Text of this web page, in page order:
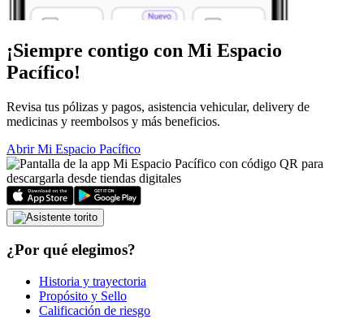
¡Siempre contigo con Mi Espacio
Pacífico!
Revisa tus pólizas y pagos, asistencia vehicular, delivery de
medicinas y reembolsos y más beneficios.
Abrir Mi Espacio Pacífico
¿Por qué elegimos?
Historia y trayectoria
Propósito y Sello
Calificación de riesgo